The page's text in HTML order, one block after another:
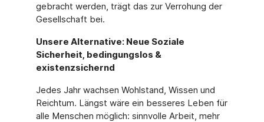
gebracht werden, trägt das zur Verrohung der
Gesellschaft bei.
Unsere Alternative:Neue Soziale
Sicherheit, bedingungslos &
existenzsichernd
Jedes Jahr wachsen Wohlstand, Wissen und
Reichtum. Längst wäre ein besseres Leben für
alle Menschen möglich: sinnvolle Arbeit, mehr